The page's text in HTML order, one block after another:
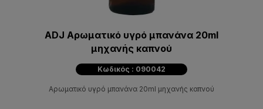
ADJ Αρωματικό υγρό μπανάνα 20ml
μηχανής καπνού
Κωδικός : 090042
Αρωματικό υγρό μπανάνα 20ml μηχανής καπνού